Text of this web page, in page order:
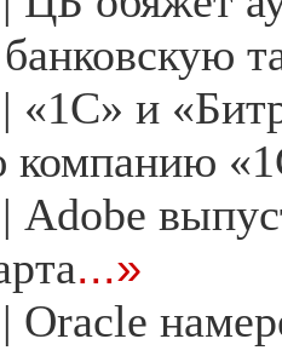
| «1С» и
компанию
| Adobe
...»
| Oracle